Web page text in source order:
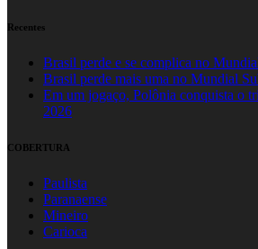
Recentes
Brasil perde e se complica no
Brasil perde mais uma no Mundial
Em um jogaço, Polônia conquista o
2026
COBERTURA
Paulista
Paranaense
Mineiro
Carioca